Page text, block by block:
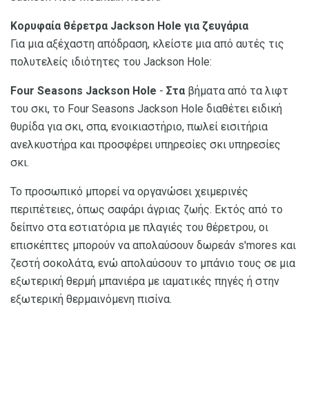
Κορυφαία θέρετρα Jackson Hole για ζευγάρια
Για μια αξέχαστη απόδραση, κλείστε μια από αυτές τις
πολυτελείς ιδιότητες του Jackson Hole:
Four Seasons Jackson Hole - Στα βήματα από τα λιφτ
του σκι, το Four Seasons Jackson Hole διαθέτει ειδική
θυρίδα για σκι, σπα, ενοικιαστήριο, πωλεί εισιτήρια
ανελκυστήρα και προσφέρει υπηρεσίες σκι υπηρεσίες
σκι.
Το προσωπικό μπορεί να οργανώσει χειμερινές
περιπέτειες, όπως σαφάρι άγριας ζωής. Εκτός από το
δείπνο στα εστιατόρια με πλαγιές του θέρετρου, οι
επισκέπτες μπορούν να απολαύσουν δωρεάν s'mores και
ζεστή σοκολάτα, ενώ απολαύσουν το μπάνιο τους σε μια
εξωτερική θερμή μπανιέρα με ιαματικές πηγές ή στην
εξωτερική θερμαινόμενη πισίνα.